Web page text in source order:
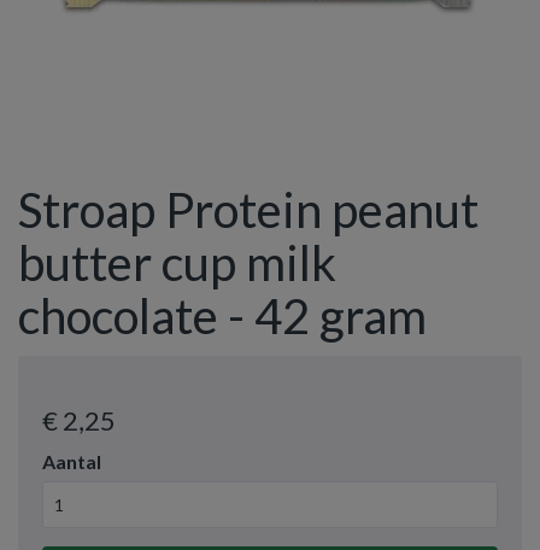
Stroap Protein peanut
butter cup milk
chocolate - 42 gram
€ 2,25
Aantal